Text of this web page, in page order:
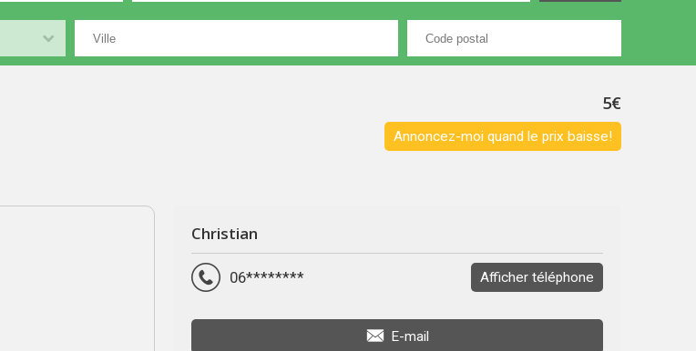
5€
Annoncez-moi quand le prix baisse!
Christian
06******** Afficher téléphone
E-mail